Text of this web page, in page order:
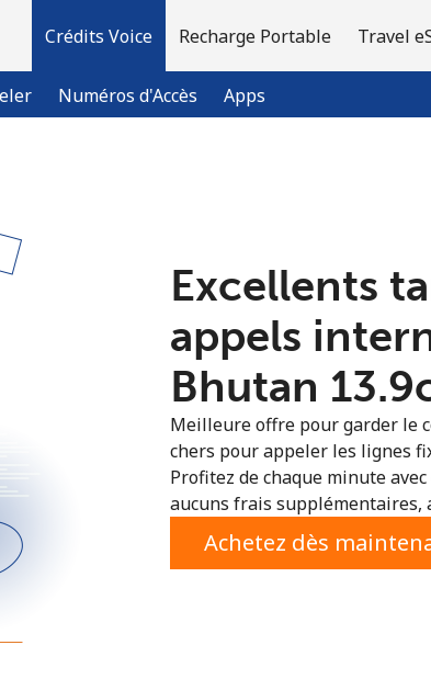
Crédits Voice
Numéros d'Accès Apps
Recharge Portable Travel
avez déjà un compte?Connectez-vous →
S'enregistrer avec
Excellents
appels
Bhutan
Meilleure offre pour garder le
chers pour appeler les lignes
Profitez de chaque minute
aucuns frais supplémentaires,
Achetez dès